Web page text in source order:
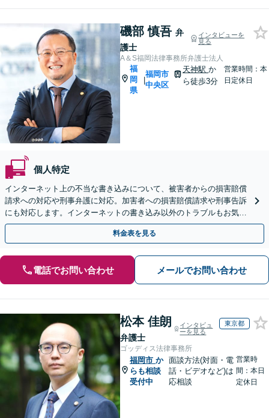
磯部 慎吾 弁
護士
インタビューを
見る
A＆S福岡法律事務所弁護士法人
福
岡
県
|
福岡市
中央区
天神駅 か
ら徒歩3分
営業時間：本
日定休日
個人特定
インターネット上の不当な書き込みについて、被害者からの損害賠償
請求への対応や刑事弁護に対応。加害者への損害賠償請求や刑事告訴
にも対応します。インターネットの書き込み以外のトラブルもお気軽
にお問い合わせください【完全個室】【天神駅3分】
料金表を見る
電話でお問い合わせ メールでお問い合わせ
松本 佳朗
弁護士
インタビュ
ーを見る
東京都
ゴッディス法律事務所
福岡市 か
らも相談
受付中
面談方法(対面・電
話・ビデオなど)は
応相談
営業時
間：本日
定休日